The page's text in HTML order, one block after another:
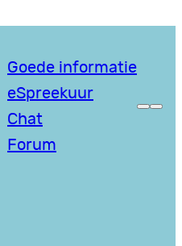
Goede informatie
eSpreekuur
Chat
Forum